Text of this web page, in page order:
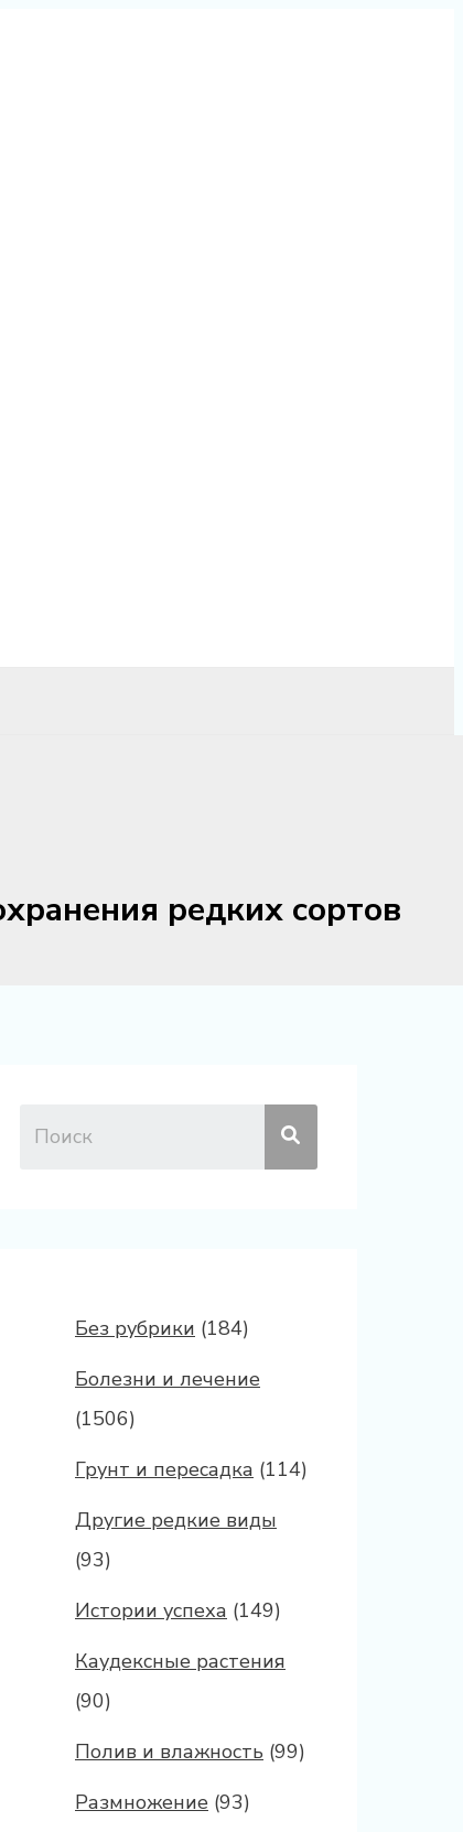
редких сортов
Без рубрики (184)
Болезни и лечение
(1506)
Грунт и пересадка (114)
Другие редкие виды
(93)
Истории успеха (149)
Каудексные растения
(90)
Полив и влажность (99)
Размножение (93)